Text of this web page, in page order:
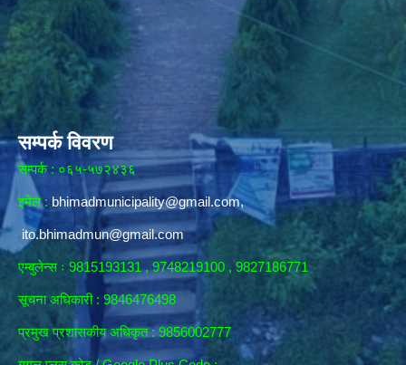
सम्पर्क विवरण
सम्पर्क : ०६५-५७२४३६
इमेल : bhimadmunicipality@gmail.com,
ito.bhimadmun@gmail.com
एम्बुलेन्स ः 9815193131 , 9748219100 , 9827186771
सूचना अधिकारी : 9846476498
प्रमुख प्रशासकीय अधिकृत : 9856002777